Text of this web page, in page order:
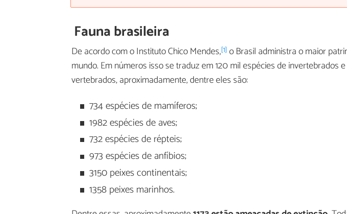
Fauna brasileira
De acordo com o Instituto Chico Mendes,[1] o Brasil administra o maior
mundo. Em números isso se traduz em 120 mil espécies de invertebrados
vertebrados, aproximadamente, dentre eles são:
734 espécies de mamíferos;
1982 espécies de aves;
732 espécies de répteis;
973 espécies de anfíbios;
3150 peixes continentais;
1358 peixes marinhos.